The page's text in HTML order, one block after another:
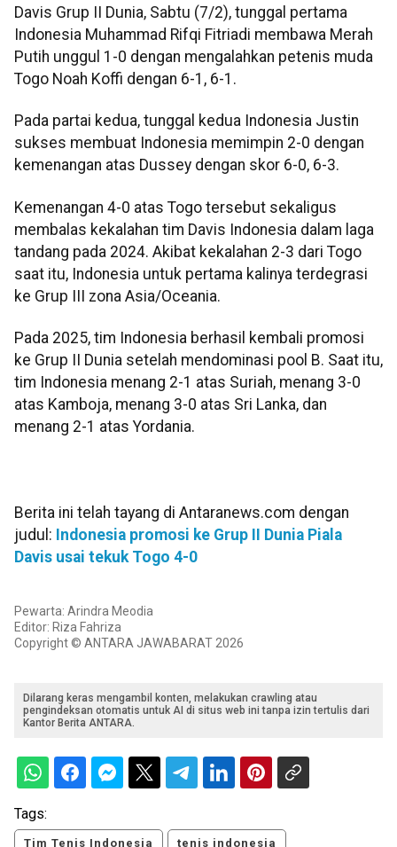
Davis Grup II Dunia, Sabtu (7/2), tunggal pertama
Indonesia Muhammad Rifqi Fitriadi membawa Merah
Putih unggul 1-0 dengan mengalahkan petenis muda
Togo Noah Koffi dengan 6-1, 6-1.
Pada partai kedua, tunggal kedua Indonesia Justin
sukses membuat Indonesia memimpin 2-0 dengan
kemenangan atas Dussey dengan skor 6-0, 6-3.
Kemenangan 4-0 atas Togo tersebut sekaligus
membalas kekalahan tim Davis Indonesia dalam laga
tandang pada 2024. Akibat kekalahan 2-3 dari Togo
saat itu, Indonesia untuk pertama kalinya terdegrasi
ke Grup III zona Asia/Oceania.
Pada 2025, tim Indonesia berhasil kembali promosi
ke Grup II Dunia setelah mendominasi pool B. Saat itu,
tim Indonesia menang 2-1 atas Suriah, menang 3-0
atas Kamboja, menang 3-0 atas Sri Lanka, dan
menang 2-1 atas Yordania.
Berita ini telah tayang di Antaranews.com dengan
judul: Indonesia promosi ke Grup II Dunia Piala
Davis usai tekuk Togo 4-0
Pewarta: Arindra Meodia
Editor: Riza Fahriza
Copyright © ANTARA JAWABARAT 2026
Dilarang keras mengambil konten, melakukan crawling atau
pengindeksan otomatis untuk AI di situs web ini tanpa izin tertulis dari
Kantor Berita ANTARA.
Tags:
Tim Tenis Indonesia tenis indonesia